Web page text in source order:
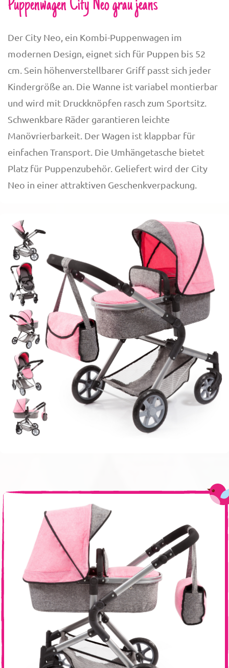
Puppenwagen City Neo grau jeans
Der City Neo, ein Kombi-Puppenwagen im
modernen Design, eignet sich für Puppen bis 52
cm. Sein höhenverstellbarer Griff passt sich jeder
Kindergröße an. Die Wanne ist variabel montierbar
und wird mit Druckknöpfen rasch zum Sportsitz.
Schwenkbare Räder garantieren leichte
Manövrierbarkeit. Der Wagen ist klappbar für
einfachen Transport. Die Umhängetasche bietet
Platz für Puppenzubehör. Geliefert wird der City
Neo in einer attraktiven Geschenkverpackung.